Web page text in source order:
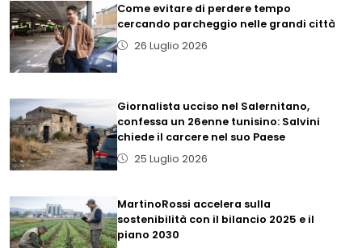
Come evitare di perdere tempo
cercando parcheggio nelle grandi città
26 Luglio 2026
Giornalista ucciso nel Salernitano,
confessa un 26enne tunisino: Salvini
chiede il carcere nel suo Paese
25 Luglio 2026
MartinoRossi accelera sulla
sostenibilità con il bilancio 2025 e il
piano 2030